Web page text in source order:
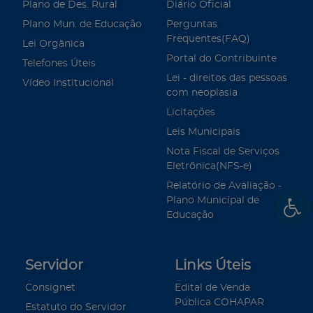
Plano de Des. Rural
Plano Mun. de Educação
Lei Orgânica
Telefones Úteis
Vídeo Institucional
Diário Oficial
Perguntas
Frequentes(FAQ)
Portal do Contribuinte
Lei - direitos das pessoas
com neoplasia
Licitações
Leis Municipais
Nota Fiscal de Serviços
Eletrônica(NFS-e)
Relatório de Avaliação -
Plano Municipal de
Educação
Servidor
Consignet
Estatuto do Servidor
Links Úteis
Edital de Venda
Pública COHAPAR